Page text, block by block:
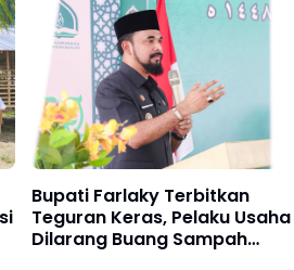
Bupati Farlaky Terbitkan
Teguran Keras, Pelaku Usaha
Dilarang Buang Sampah